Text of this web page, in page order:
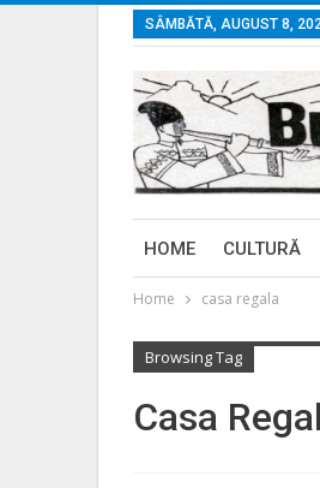
SÂMBĂTĂ, AUGUST 8,
HOME CULTURĂ
Home casa regala
Browsing Tag
Casa